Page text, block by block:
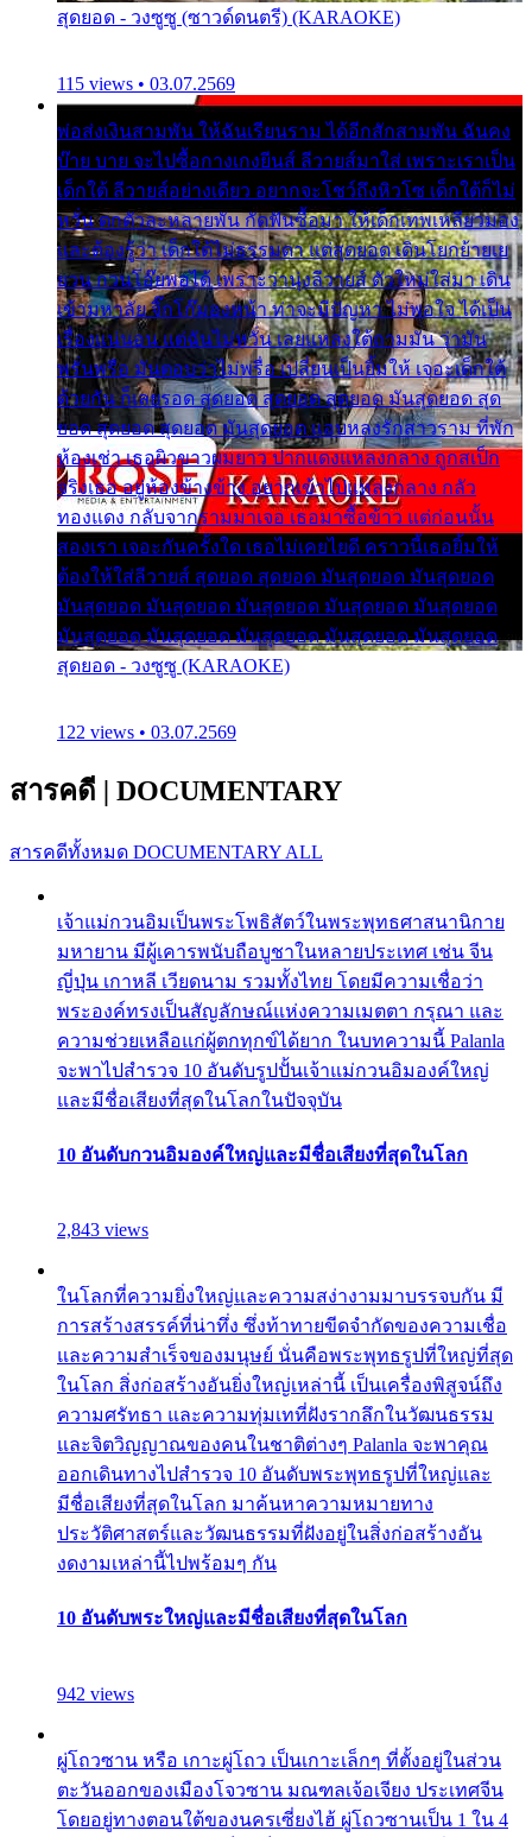
สุดยอด - วงซูซู (ซาวด์ดนตรี) (KARAOKE)
115 views • 03.07.2569
พ่อส่งเงินสามพัน ให้ฉันเรียนราม ได้อีกสักสามพัน ฉันคง
บ๊าย บาย จะไปซื้อกางเกงยีนส์ ลีวายส์มาใส่ เพราะเราเป็น
เด็กใต้ ลีวายส์อย่างเดียว อยากจะโชว์ถึงหิวโซ เด็กใต้ก็ไม่
หวั่น ตกตัวละหลายพัน กัดฟันซื้อมา ให้เด็กเทพเหลียวมอง
และต้องรู้ว่า เด็กใต้ไม่ธรรมดา แต่สุดยอด เดินโยกย้ายเย
ยวน กวนโอ๊ยพอได้ เพราะว่านุ่งลีวายส์ ตัวใหม่ใส่มา เดิน
เข้ามหาลัย จิ๊กโก๊มองหน้า ท่าจะมีปัญหา ไม่พอใจ ได้เป็น
เรื่องแน่นอน แต่ฉันไม่หวั่น เลยแหลงใต้ถามมัน ว่ามัน
พรั่นพรือ มันตอบว่าไม่พรื่อ เปลี่ยนเป็นยิ้มให้ เจอะเด็กใต้
ด้วยกัน ก็เลยรอด สุดยอด สุดยอด สุดยอด มันสุดยอด สุด
ยอด สุดยอด สุดยอด มันสุดยอด แอบหลงรักสาวราม ที่พัก
ห้องเช่า เธอผิวขาวผมยาว ปากแดงแหลงกลาง ถูกสเป็ก
จริงเธอ อยู่ห้องข้างข้าง อยากเข้าไปแหลงกลาง กลัว
ทองแดง กลับจากรามมาเจอ เธอมาซื้อข้าว แต่ก่อนนั้น
สองเรา เจอะกันครั้งใด เธอไม่เคยไยดี คราวนี้เธอยิ้มให้
ต้องให้ใส่ลีวายส์ สุดยอด สุดยอด มันสุดยอด มันสุดยอด
มันสุดยอด มันสุดยอด มันสุดยอด มันสุดยอด มันสุดยอด
มันสุดยอด มันสุดยอด มันสุดยอด มันสุดยอด มันสุดยอด
สุดยอด - วงซูซู (KARAOKE)
122 views • 03.07.2569
สารคดี | DOCUMENTARY
สารคดีทั้งหมด DOCUMENTARY ALL
เจ้าแม่กวนอิมเป็นพระโพธิสัตว์ในพระพุทธศาสนานิกาย
มหายาน มีผู้เคารพนับถือบูชาในหลายประเทศ เช่น จีน
ญี่ปุ่น เกาหลี เวียดนาม รวมทั้งไทย โดยมีความเชื่อว่า
พระองค์ทรงเป็นสัญลักษณ์แห่งความเมตตา กรุณา และ
ความช่วยเหลือแก่ผู้ตกทุกข์ได้ยาก ในบทความนี้ Palanla
จะพาไปสำรวจ 10 อันดับรูปปั้นเจ้าแม่กวนอิมองค์ใหญ่
และมีชื่อเสียงที่สุดในโลกในปัจจุบัน
10 อันดับกวนอิมองค์ใหญ่และมีชื่อเสียงที่สุดในโลก
2,843 views
ในโลกที่ความยิ่งใหญ่และความสง่างามมาบรรจบกัน มี
การสร้างสรรค์ที่น่าทึ่ง ซึ่งท้าทายขีดจำกัดของความเชื่อ
และความสำเร็จของมนุษย์ นั่นคือพระพุทธรูปที่ใหญ่ที่สุด
ในโลก สิ่งก่อสร้างอันยิ่งใหญ่เหล่านี้ เป็นเครื่องพิสูจน์ถึง
ความศรัทธา และความทุ่มเทที่ฝังรากลึกในวัฒนธรรม
และจิตวิญญาณของคนในชาติต่างๆ Palanla จะพาคุณ
ออกเดินทางไปสำรวจ 10 อันดับพระพุทธรูปที่ใหญ่และ
มีชื่อเสียงที่สุดในโลก มาค้นหาความหมายทาง
ประวัติศาสตร์และวัฒนธรรมที่ฝังอยู่ในสิ่งก่อสร้างอัน
งดงามเหล่านี้ไปพร้อมๆ กัน
10 อันดับพระใหญ่และมีชื่อเสียงที่สุดในโลก
942 views
ผู่โถวซาน หรือ เกาะผู่โถว เป็นเกาะเล็กๆ ที่ตั้งอยู่ในส่วน
ตะวันออกของเมืองโจวซาน มณฑลเจ้อเจียง ประเทศจีน
โดยอยู่ทางตอนใต้ของนครเซี่ยงไฮ้ ผู่โถวซานเป็น 1 ใน 4